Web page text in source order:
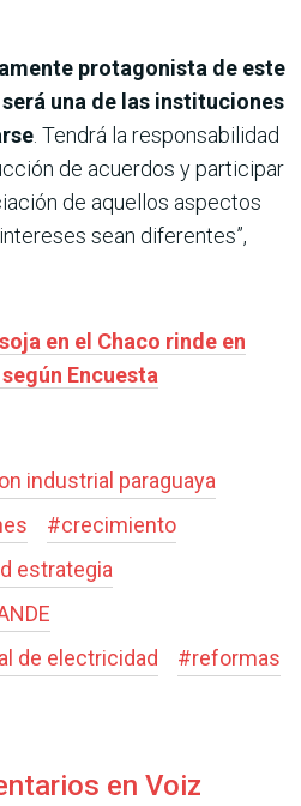
protagonista de este
una de las instituciones
. Tendrá la responsabilidad
de acuerdos y participar
de aquellos aspectos
sean diferentes”,
en el Chaco rinde en
Encuesta
industrial paraguaya
#crecimiento
estrategia
de electricidad #reformas
en Voiz